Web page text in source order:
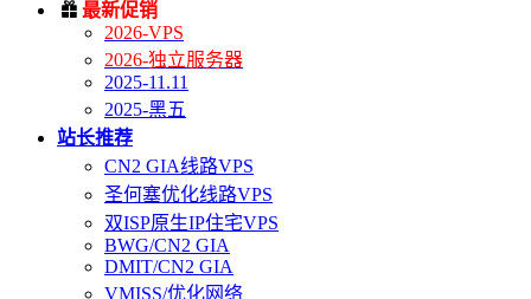
 最新促销
2026-VPS
2026-独立服务器
2025-11.11
2025-黑五
站长推荐
CN2 GIA线路VPS
圣何塞优化线路VPS
双ISP原生IP住宅VPS
BWG/CN2 GIA
DMIT/CN2 GIA
VMISS/优化网络